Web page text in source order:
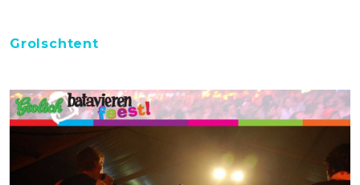
Grolschtent